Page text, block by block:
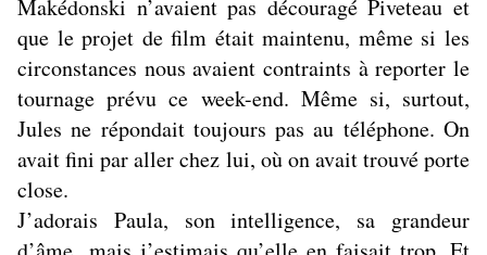
Makédonski n’avaient pas découragé Piveteau et
que le projet de film était maintenu, même si les
circonstances nous avaient contraints à reporter le
tournage prévu ce week-end. Même si, surtout,
Jules ne répondait toujours pas au téléphone. On
avait fini par aller chez lui, où on avait trouvé porte
close.
J’adorais Paula, son intelligence, sa grandeur